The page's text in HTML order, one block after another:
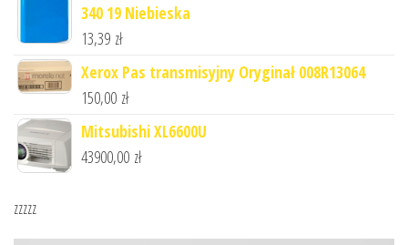
340 19 Niebieska
13,39 zł
Xerox Pas transmisyjny Oryginał 008R13064
150,00 zł
Mitsubishi XL6600U
43900,00 zł
zzzzz